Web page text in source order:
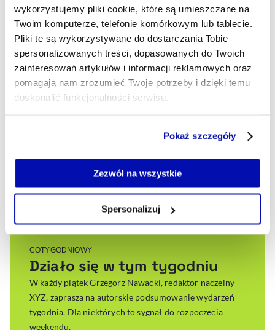
wykorzystujemy pliki cookie, które są umieszczane na
Twoim komputerze, telefonie komórkowym lub tablecie.
Pliki te są wykorzystywane do dostarczania Tobie
spersonalizowanych treści, dopasowanych do Twoich
zainteresowań artykułów i informacji reklamowych oraz
pomagają nam zrozumieć Twoje potrzeby i dzięki temu
doskonalić funkcjonalności serwisu.
Jeżeli nie wyrażasz zgody na zapisywanie plików cookie,
możesz łatwo zarządzać swoimi uprawnieniami, np. we
własnej przeglądarce internetowej lub po wybraniu opcji
naszejPolityce Prywatności
Pokaż szczegóły
Zezwól na wszystkie
Spersonalizuj
Prezes BOŚ: „Wspólnie z bankami
spółdzielczymi uczestniczymy w
finansowaniu na 1 mld zł”
Prezes Banku Ochrony Środowiska Bartosz Kublik
postawił na budowanie konsorcjów kredytowych z
bankami spółdzielczymi i ma w tym zakresie pierwsze
podmiotom niespłacane kredyty. W rozmowie z XYZ
frankowych niż w tym samym czasie rok temu.
PIOTR SOBOLEWSKI